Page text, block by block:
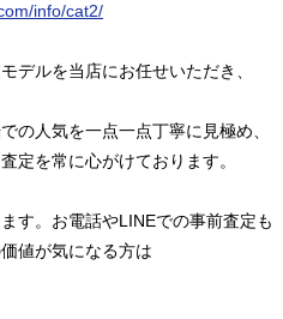
info/cat2/
デルを当店にお任せいただき、
の人気を一点一点丁寧に見極め、
定を常に心がけております。
す。お電話やLINEでの事前査定も
値が気になる方は